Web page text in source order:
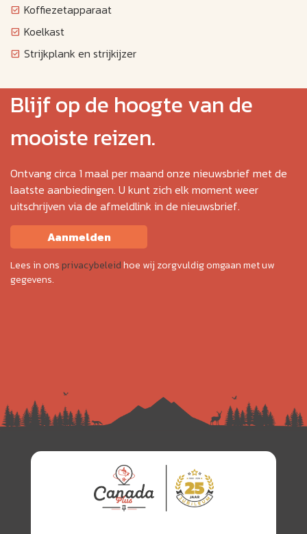
Koffiezetapparaat
Koelkast
Strijkplank en strijkijzer
Blijf op de hoogte van de
mooiste reizen.
Ontvang circa 1 maal per maand onze nieuwsbrief met de
laatste aanbiedingen. U kunt zich elk moment weer
uitschrijven via de afmeldlink in de nieuwsbrief.
Aanmelden
Lees in onsprivacybeleidhoe wij zorgvuldig omgaan met uw
gegevens.